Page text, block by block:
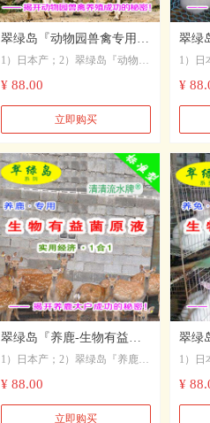
翠绿岛『动物园兽禽专用-
生物有益菌原液』★日本产
生物有益菌原液
1）日本产；2）翠绿岛『动物园
兽禽养殖专用-生物有益菌原
健康状况，增强体质；4）能提
高兽禽饲料转化率；5）能提高
种害处；7）可直接使用：饮
水、拌饲料；8）可作为兽禽饲
料生物发酵剂，提高兽禽饲料营
养价值； 9）能消除兽禽粪的恶
臭味。
¥ 88.00
立即购买
翠绿
益菌
泽+
1）日
生物
转化
饲料
发酵
值；
¥
翠绿岛『养鹿-生物有益菌
原液』★提高鹿的产量与品
质!
1）日本产；2）翠绿岛『养鹿-
生物有益菌原液』；3）能提高
的收入；4）能够提高鹿饲料的
¥ 88.00
立即购买
翠绿
原液
+品质
1）日
生物
¥